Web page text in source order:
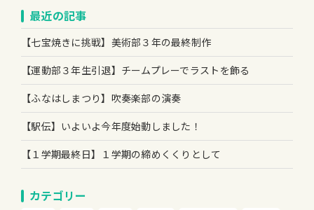
最近の記事
【七宝焼きに挑戦】美術部３年の最終制作
【運動部３年生引退】チームプレーでラストを飾る
【ふなはしまつり】吹奏楽部の演奏
【駅伝】いよいよ今年度始動しました！
【１学期最終日】１学期の締めくくりとして
カテゴリー